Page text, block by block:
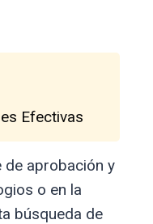
Efectivas
de aprobación y
o en la
búsqueda de